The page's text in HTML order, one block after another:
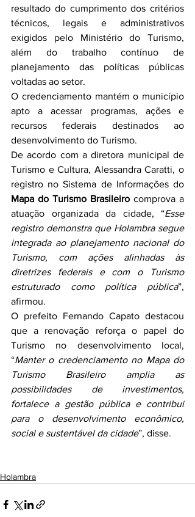
resultado do cumprimento dos critérios
técnicos, legais e administrativos
exigidos pelo Ministério do Turismo,
além do trabalho contínuo de
planejamento das políticas públicas
voltadas ao setor.
O credenciamento mantém o município
apto a acessar programas, ações e
recursos federais destinados ao
desenvolvimento do Turismo.
De acordo com a diretora municipal de
Turismo e Cultura, Alessandra Caratti, o
Mapa do Turismo Brasileiro comprova a
atuação organizada da cidade, “Esse
registro demonstra que Holambra segue
integrada ao planejamento nacional do
Turismo, com ações alinhadas às
diretrizes federais e com o Turismo
estruturado como política pública”,
afirmou.
O prefeito Fernando Capato destacou
que a renovação reforça o papel do
Turismo no desenvolvimento local,
“Manter o credenciamento no Mapa do
Turismo Brasileiro amplia as
possibilidades de investimentos,
fortalece a gestão pública e contribui
para o desenvolvimento econômico,
social e sustentável da cidade”, disse.
Holambra